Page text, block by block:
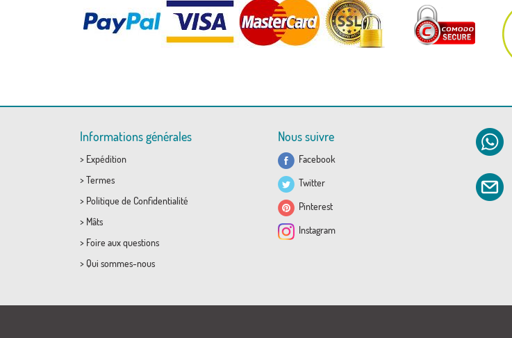
Informations générales
> Expédition
> Termes
> Politique de Confidentialité
> Mâts
> Foire aux questions
> Qui sommes-nous
Nous suivre
Facebook
Twitter
Pinterest
Instagram